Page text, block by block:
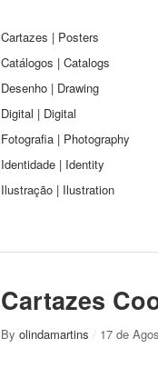
Cartazes | Posters
Catálogos | Catalogs
Desenho | Drawing
Digital | Digital
Fotografia | Photography
Identidade | Identity
Ilustração | Ilustration
Cartazes
By olindamartins / 17 de